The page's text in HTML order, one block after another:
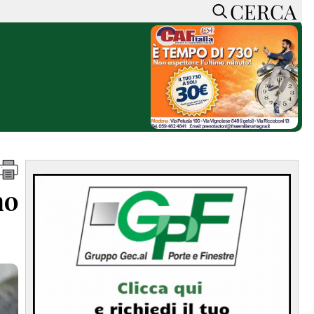
CERCA
ACCEDI o REGISTRATI
CONTATTI
SOSTIENI LA PRESSA
CONOSCI LA PRESSA
COOKIE POLICY
PRIVACY POLICY
FEED RSS
MAPPA DEL SITO
NORMATIVE
DEONTOLOGICHE
CERCA